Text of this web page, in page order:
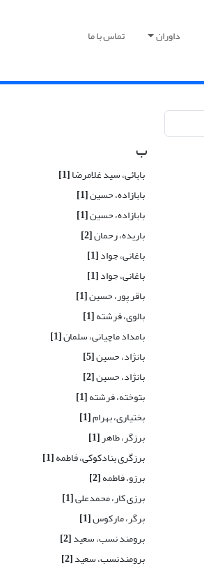
داوران تماس با ما
ب
بابائی، سید غلامرضا[1]
بابازاده، حسین[1]
بابازاده، حسین[1]
باریده، رحمان[2]
باغانی، جواد[1]
باغانی، جواد[1]
باقر پور، حسین[1]
بالوی، فرشته[1]
بامداد ماچیانی، سلمان[1]
بانژاد، حسین[5]
بانژاد، حسین[2]
بتوخته، فرشته[1]
بختیاری، بهرام[1]
برزگر، طاهر[1]
برزگری بنادکوکی، فاطمه[1]
برزو، فاطمه[2]
برزی کار، محمدعلی[1]
برگر، مارکوس[1]
برومند نسب، سعید[2]
برومندنسب، سعید[2]